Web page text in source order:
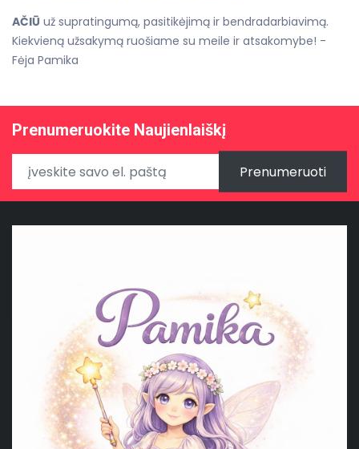
AČIŪ už supratingumą, pasitikėjimą ir bendradarbiavimą.
Kiekvieną užsakymą ruošiame su meile ir atsakomybe! -
Fėja Pamika
Prenumeruokite Naujienlaiškį
Prenumeruoti